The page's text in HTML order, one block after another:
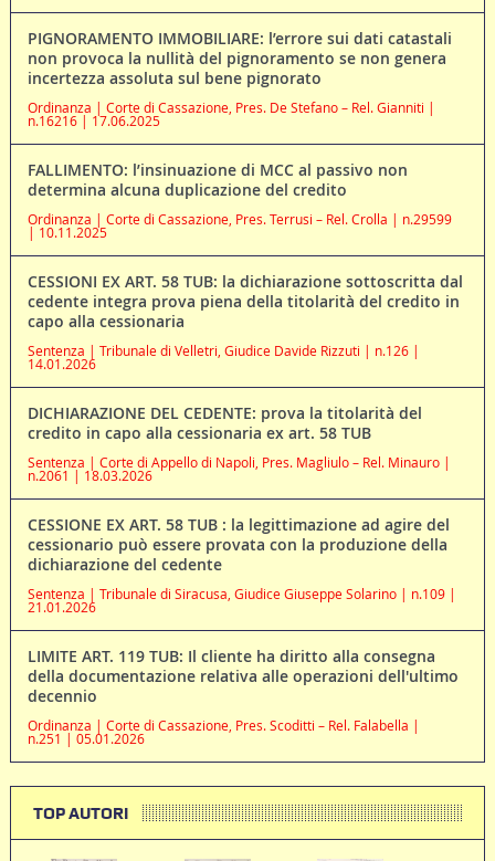
PIGNORAMENTO IMMOBILIARE: l’errore sui dati catastali
non provoca la nullità del pignoramento se non genera
incertezza assoluta sul bene pignorato
Ordinanza | Corte di Cassazione, Pres. De Stefano – Rel. Gianniti |
n.16216 | 17.06.2025
FALLIMENTO: l’insinuazione di MCC al passivo non
determina alcuna duplicazione del credito
Ordinanza | Corte di Cassazione, Pres. Terrusi – Rel. Crolla | n.29599
| 10.11.2025
CESSIONI EX ART. 58 TUB: la dichiarazione sottoscritta dal
cedente integra prova piena della titolarità del credito in
capo alla cessionaria
Sentenza | Tribunale di Velletri, Giudice Davide Rizzuti | n.126 |
14.01.2026
DICHIARAZIONE DEL CEDENTE: prova la titolarità del
credito in capo alla cessionaria ex art. 58 TUB
Sentenza | Corte di Appello di Napoli, Pres. Magliulo – Rel. Minauro |
n.2061 | 18.03.2026
CESSIONE EX ART. 58 TUB : la legittimazione ad agire del
cessionario può essere provata con la produzione della
dichiarazione del cedente
Sentenza | Tribunale di Siracusa, Giudice Giuseppe Solarino | n.109 |
21.01.2026
LIMITE ART. 119 TUB: Il cliente ha diritto alla consegna
della documentazione relativa alle operazioni dell'ultimo
decennio
Ordinanza | Corte di Cassazione, Pres. Scoditti – Rel. Falabella |
n.251 | 05.01.2026
TOP AUTORI